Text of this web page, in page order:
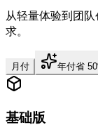
从轻量体验到团
求。
月付 年付省
基础版